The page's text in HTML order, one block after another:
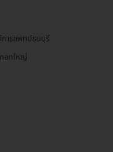
ารแพทย์ธนบุรี
อกใหญ่